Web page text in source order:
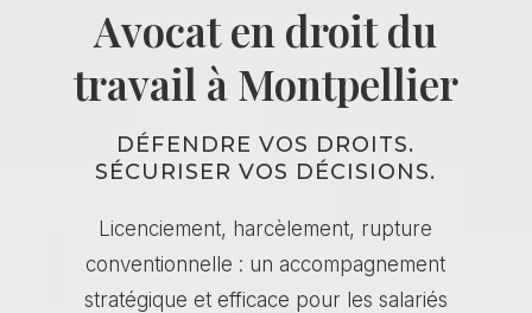
Avocat en droit du
travail à Montpellier
DÉFENDRE VOS DROITS.
SÉCURISER VOS DÉCISIONS.
Licenciement, harcèlement, rupture
conventionnelle : un accompagnement
stratégique et efficace pour les salariés